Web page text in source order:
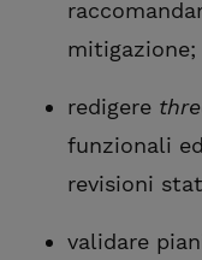
mitigazione;
redigere
funzionali
revisioni
validare